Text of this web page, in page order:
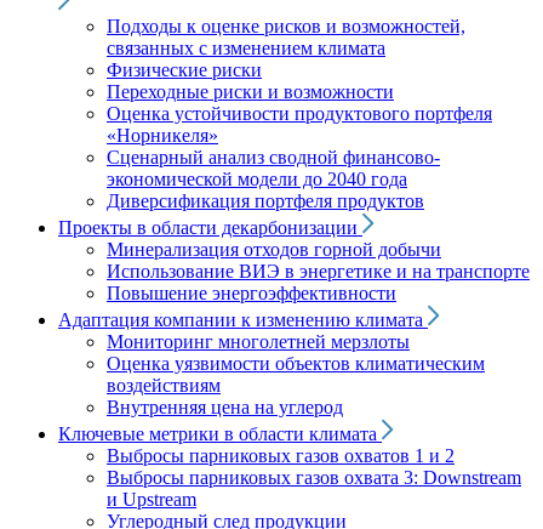
Подходы к оценке рисков и возможностей,
связанных с изменением климата
Физические риски
Переходные риски и возможности
Оценка устойчивости продуктового портфеля
«Норникеля»
Сценарный анализ сводной финансово-
экономической модели до 2040 года
Диверсификация портфеля продуктов
Проекты в области декарбонизации
Минерализация отходов горной добычи
Использование ВИЭ в энергетике и на транспорте
Повышение энергоэффективности
Адаптация компании к изменению климата
Мониторинг многолетней мерзлоты
Оценка уязвимости объектов климатическим
воздействиям
Внутренняя цена на углерод
Ключевые метрики в области климата
Выбросы парниковых газов охватов 1 и 2
Выбросы парниковых газов охвата 3: Downstream
и Upstream
Углеродный след продукции